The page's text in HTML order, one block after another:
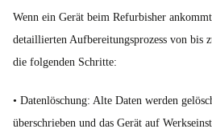
Wenn ein Gerät beim Refurbisher
detaillierten Aufbereitungsprozess von bis
die folgenden Schritte:
• Datenlöschung: Alte Daten werden
überschrieben und das Gerät auf